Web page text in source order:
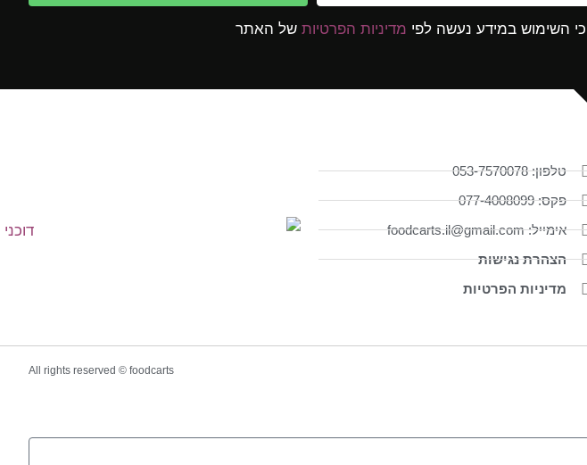
השימוש במידע נעשה לפי מדיניות הפרטיות של האתר
טלפון: 053-7570078
פקס: 077-4008099
אימייל: foodcarts.il@gmail.com
הצהרת נגישות
מדיניות הפרטיות
All rights reserved © foodcarts